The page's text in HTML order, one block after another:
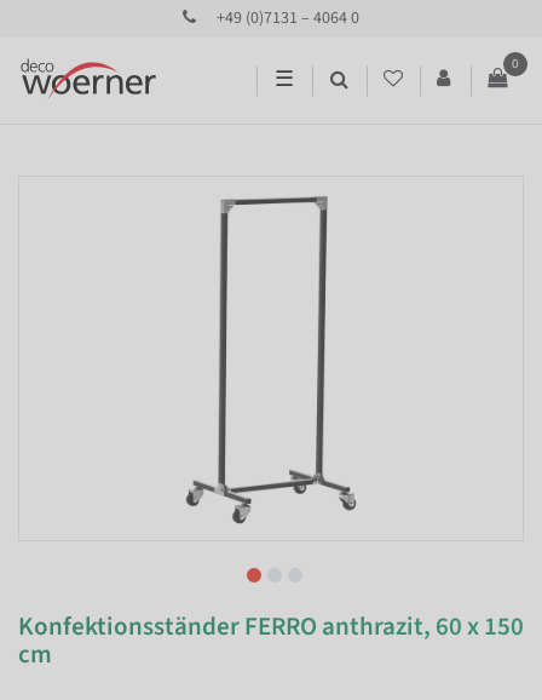
+49 (0)7131 – 4064 0
☰
0
Konfektionsständer FERRO anthrazit, 60 x 150
cm